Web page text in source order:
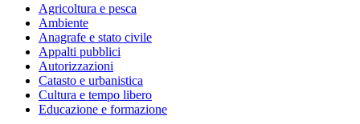
Agricoltura e pesca
Ambiente
Anagrafe e stato civile
Appalti pubblici
Autorizzazioni
Catasto e urbanistica
Cultura e tempo libero
Educazione e formazione